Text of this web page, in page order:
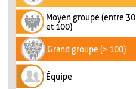
Moyen groupe (entre 30
et 100)
Grand groupe (> 100)
Équipe